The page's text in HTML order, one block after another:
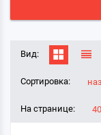
Вид:
Сортировка:
На странице: 40